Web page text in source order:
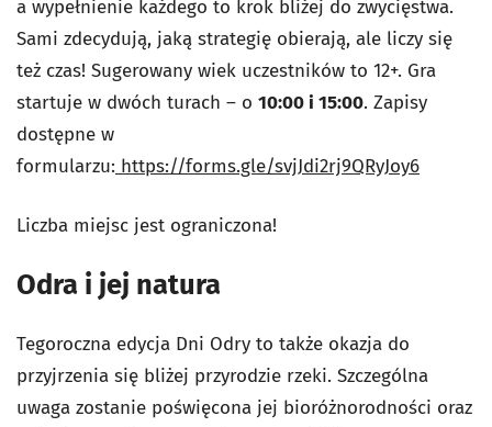
a wypełnienie każdego to krok bliżej do zwycięstwa.
Sami zdecydują, jaką strategię obierają, ale liczy się
też czas! Sugerowany wiek uczestników to 12+. Gra
startuje w dwóch turach – o 10:00 i 15:00. Zapisy
dostępne w
formularzu: https://forms.gle/svjJdi2rj9QRyJoy6
Liczba miejsc jest ograniczona!
Odra i jej natura
Tegoroczna edycja Dni Odry to także okazja do
przyjrzenia się bliżej przyrodzie rzeki. Szczególna
uwaga zostanie poświęcona jej bioróżnorodności oraz